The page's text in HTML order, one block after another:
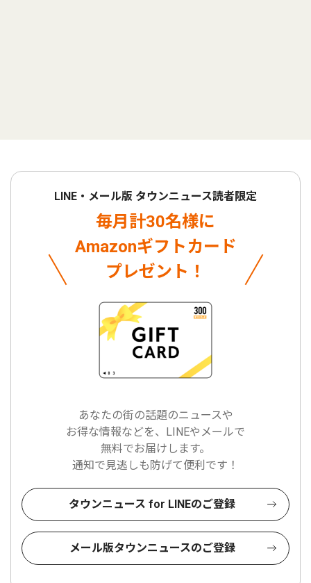
LINE・メール版 タウンニュース読者限定
毎月計30名様に
Amazonギフトカード
プレゼント！
あなたの街の話題のニュースや
お得な情報などを、LINEやメールで
無料でお届けします。
通知で見逃しも防げて便利です！
タウンニュース for LINEのご登録
メール版タウンニュースのご登録